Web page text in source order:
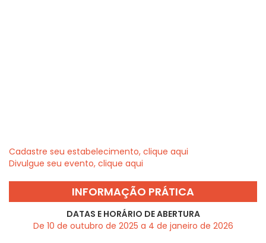
Cadastre seu estabelecimento, clique aqui
Divulgue seu evento, clique aqui
INFORMAÇÃO PRÁTICA
DATAS E HORÁRIO DE ABERTURA
De 10 de outubro de 2025 a 4 de janeiro de 2026